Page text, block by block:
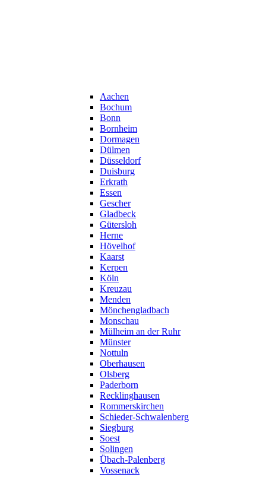
Aachen
Bochum
Bonn
Bornheim
Dormagen
Dülmen
Düsseldorf
Duisburg
Erkrath
Essen
Gescher
Gladbeck
Gütersloh
Herne
Hövelhof
Kaarst
Kerpen
Köln
Kreuzau
Menden
Mönchengladbach
Monschau
Mülheim an der Ruhr
Münster
Nottuln
Oberhausen
Olsberg
Paderborn
Recklinghausen
Rommerskirchen
Schieder-Schwalenberg
Siegburg
Soest
Solingen
Übach-Palenberg
Vossenack